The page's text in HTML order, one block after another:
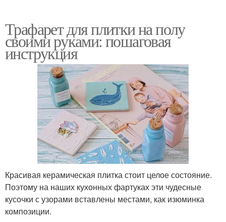
Трафарет для плитки на полу
своими руками: пошаговая
инструкция
Красивая керамическая плитка стоит целое состояние.
Поэтому на наших кухонных фартуках эти чудесные
кусочки с узорами вставлены местами, как изюминка
композиции.